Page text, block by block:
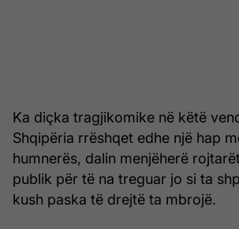
Ka diçka tragjikomike në këtë
Shqipëria rrëshqet edhe një hap
humnerës, dalin menjëherë
publik për të na treguar jo si ta
kush paska të drejtë ta mbrojë.